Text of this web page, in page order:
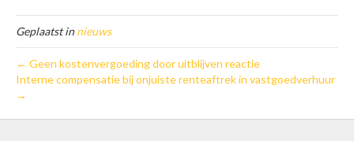
Geplaatst innieuws
← Geen kostenvergoeding door uitblijven reactie
Interne compensatie bij onjuiste renteaftrek in vastgoedverhuur
→